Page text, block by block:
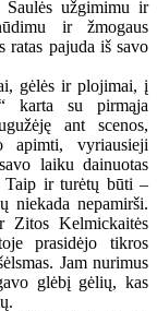
Saulės užgimimu ir
ir žmogaus
ratas pajuda iš savo
gėlės ir plojimai, į
karta su pirmąja
ant scenos,
apimti, vyriausieji
laiku dainuotas
Taip ir turėtų būti –
niekada nepamirši.
Zitos Kelmickaitės
prasidėjo tikros
Jam nurimus
glėbį gėlių, kas